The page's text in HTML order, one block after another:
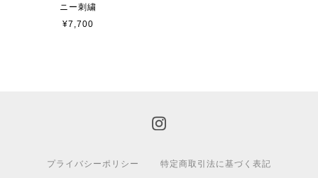
ニー刺繍
¥7,700
プライバシーポリシー 特定商取引法に基づく表記